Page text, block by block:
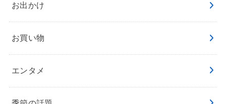
お出かけ
お買い物
エンタメ